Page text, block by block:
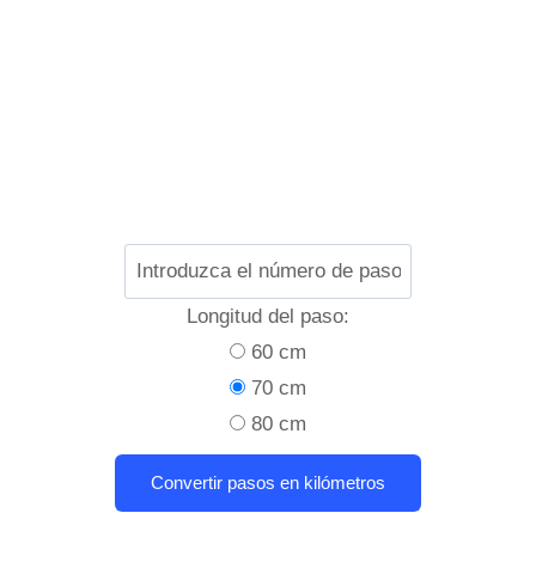
Longitud del paso:
60 cm
70 cm
80 cm